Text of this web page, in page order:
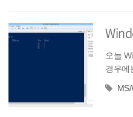
오늘
경우에